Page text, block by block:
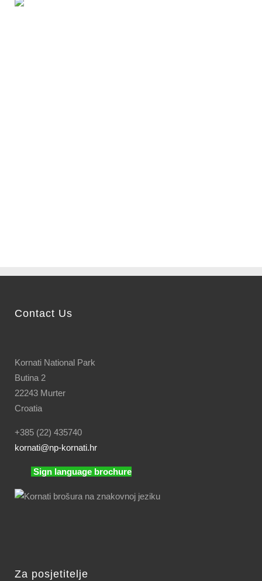
Contact Us
Kornati National Park
Butina 2
22243 Murter
Croatia
+385 (22) 435740
kornati@np-kornati.hr
Sign language brochure
Za posjetitelje